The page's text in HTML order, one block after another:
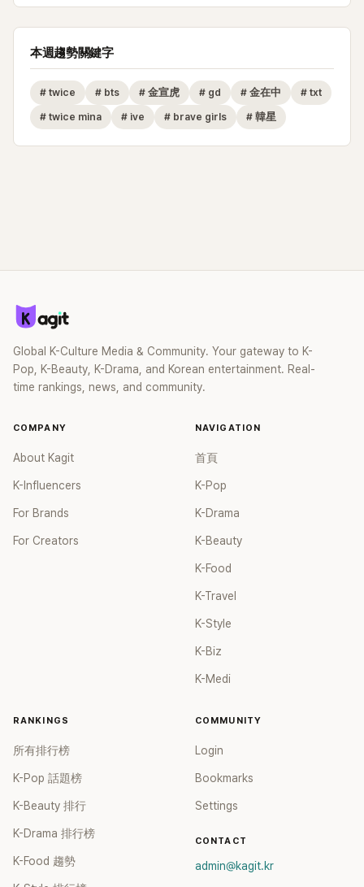
本週趨勢關鍵字
# twice # bts # 金宣虎 # gd # 金在中 # txt
# twice mina # ive # brave girls # 韓星
Global K-Culture Media & Community. Your gateway to K-
Pop, K-Beauty, K-Drama, and Korean entertainment. Real-
time rankings, news, and community.
COMPANY
About Kagit
K-Influencers
For Brands
For Creators
NAVIGATION
首頁
K-Pop
K-Drama
K-Beauty
K-Food
K-Travel
K-Style
K-Biz
K-Medi
RANKINGS
所有排行榜
K-Pop 話題榜
K-Beauty 排行
K-Drama 排行榜
K-Food 趨勢
COMMUNITY
Login
Bookmarks
Settings
CONTACT
admin@kagit.kr